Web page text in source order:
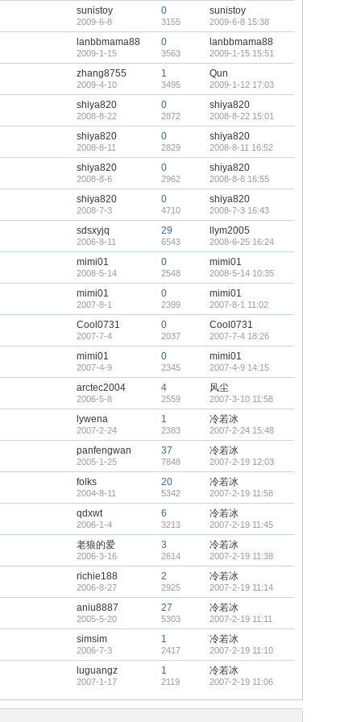
sunistoy
2009-6-8
0
3155
sunistoy
2009-6-8 15:38
lanbbmama88
2009-1-15
0
3563
lanbbmama88
2009-1-15 15:51
zhang8755
2009-4-10
1
3495
Qun
2009-1-12 17:03
shiya820
2008-8-22
0
2872
shiya820
2008-8-22 15:01
shiya820
2008-8-11
0
2829
shiya820
2008-8-11 16:52
shiya820
2008-8-6
0
2962
shiya820
2008-8-6 16:55
shiya820
2008-7-3
0
4710
shiya820
2008-7-3 16:43
sdsxyjq
2006-8-11
29
6543
llym2005
2008-6-25 16:24
mimi01
2008-5-14
0
2548
mimi01
2008-5-14 10:35
mimi01
2007-8-1
0
2399
mimi01
2007-8-1 11:02
Cool0731
2007-7-4
0
2037
Cool0731
2007-7-4 18:26
mimi01
2007-4-9
0
2345
mimi01
2007-4-9 14:15
arctec2004
2006-5-8
4
2559
风尘
2007-3-10 11:58
lywena
2007-2-24
1
2383
冷若冰
2007-2-24 15:48
panfengwan
2005-1-25
37
7848
冷若冰
2007-2-19 12:03
folks
2004-8-11
20
5342
冷若冰
2007-2-19 11:58
qdxwt
2006-1-4
6
3213
冷若冰
2007-2-19 11:45
老狼的爱
2006-3-16
3
2614
冷若冰
2007-2-19 11:38
richie188
2006-8-27
2
2925
冷若冰
2007-2-19 11:14
aniu8887
2005-5-20
27
5303
冷若冰
2007-2-19 11:11
simsim
2006-7-3
1
2417
冷若冰
2007-2-19 11:10
luguangz
2007-1-17
1
2119
冷若冰
2007-2-19 11:06